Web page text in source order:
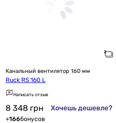
Канальный вентилятор 160 мм
Ruck RS 160 L
Написать отзыв
8 348 грн Хочешь дешевле?
+166бонусов